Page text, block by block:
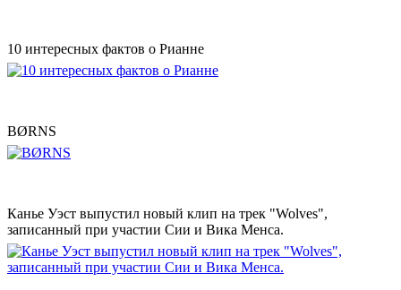
10 интересных фактов о Рианне
BØRNS
Канье Уэст выпустил новый клип на трек "Wolves",
записанный при участии Сии и Вика Менса.